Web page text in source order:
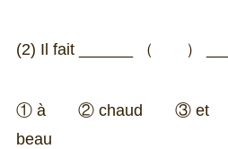
(2) Il fait ______ （ ）
① à ② chaud ③
beau